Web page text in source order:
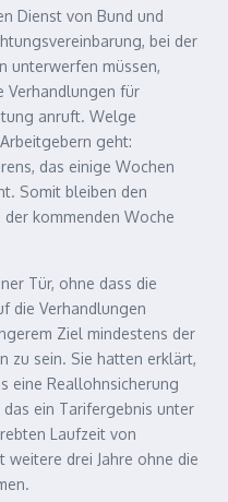
Dienst von Bund und
bei der
unterwerfen müssen,
Verhandlungen für
anruft. Welge
geht:
das einige Wochen
Somit bleiben den
kommenden Woche
Tür, ohne dass die
die Verhandlungen
Ziel mindestens der
zu sein. Sie hatten erklärt,
eine Reallohnsicherung
ein Tarifergebnis unter
Laufzeit von
drei Jahre ohne die